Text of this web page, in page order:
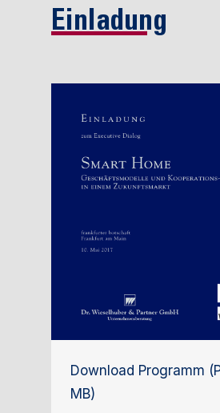
Einladung
Download Programm
MB)